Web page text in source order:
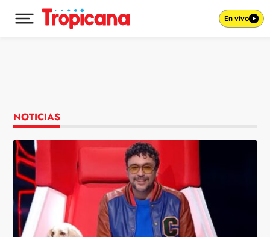
Desplegar menú principal En vivo
NOTICIAS